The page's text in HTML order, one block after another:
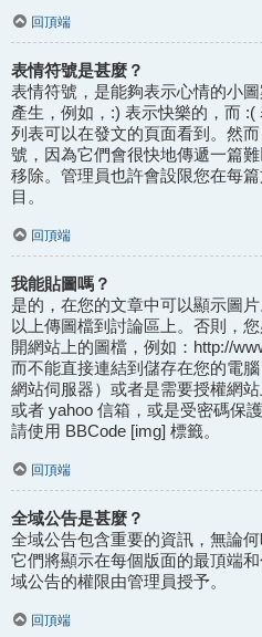
回頂端
表情符號是甚麼？
表情符號，是能夠表示心情的小
產生，例如，:) 表示快樂的，而
列表可以在發文的頁面看到。然
號，因為它們會很快地傳遞一篇
移除。管理員也許會設限您在每
目。
回頂端
我能貼圖嗎？
是的，在您的文章中可以顯示圖
以上傳圖檔到討論區上。否則，
開網站上的圖檔，例如：http://
而不能直接連結到儲存在您的電
網站伺服器）或者是需要授權網
或者 yahoo 信箱，或是受密碼保
請使用 BBCode [img] 標籤。
回頂端
全域公告是甚麼？
全域公告包含重要的資訊，無論
它們將顯示在每個版面的最頂端
域公告的權限由管理員授予。
回頂端